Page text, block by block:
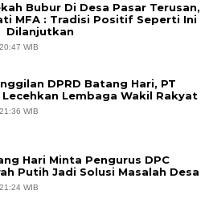
Bubur Di Desa Pasar Terusan,
MFA : Tradisi Positif Seperti Ini
Dilanjutkan
WIB
DPRD Batang Hari, PT
Lecehkan Lembaga Wakil Rakyat
WIB
Hari Minta Pengurus DPC
Putih Jadi Solusi Masalah Desa
WIB